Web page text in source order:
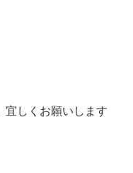
宜しくお願いします